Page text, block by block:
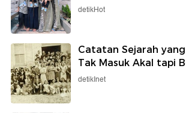
detikHot
Catatan Sejarah
Tak Masuk Akal tapi
detikInet